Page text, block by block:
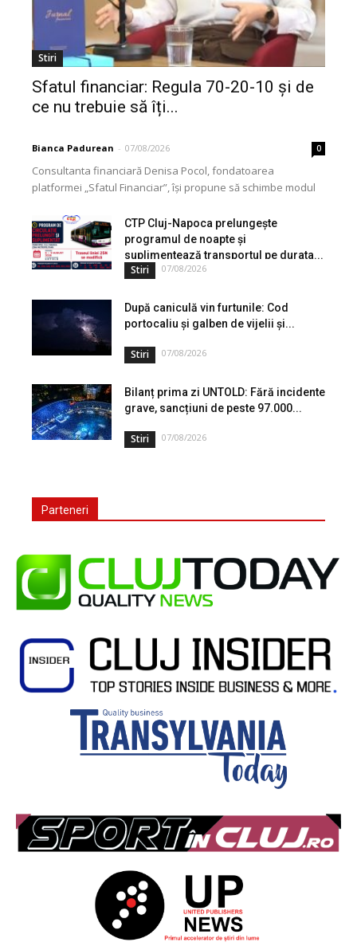
Stiri
Sfatul financiar: Regula 70-20-10 și de
ce nu trebuie să îți...
Bianca Padurean - 07/08/2026 0
Consultanta financiară Denisa Pocol, fondatoarea
platformei „Sfatul Financiar”, își propune să schimbe modul
de peste...
CTP Cluj-Napoca prelungește
programul de noapte și
suplimentează transportul pe durata...
Stiri 07/08/2026
După caniculă vin furtunile: Cod
portocaliu și galben de vijelii și...
Stiri 07/08/2026
Bilanț prima zi UNTOLD: Fără incidente
grave, sancțiuni de peste 97.000...
Stiri 07/08/2026
Parteneri